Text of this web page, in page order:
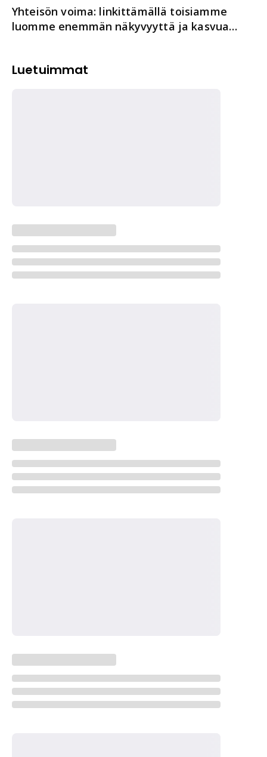
Yhteisön voima: linkittämällä toisiamme
luomme enemmän näkyvyyttä ja kasvua
Luetuimmat